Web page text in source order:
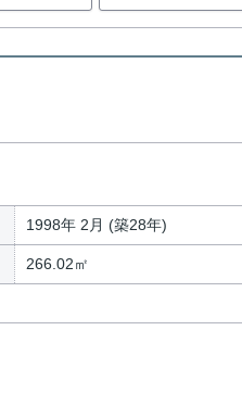
1998年 2月 (築28年)
266.02㎡